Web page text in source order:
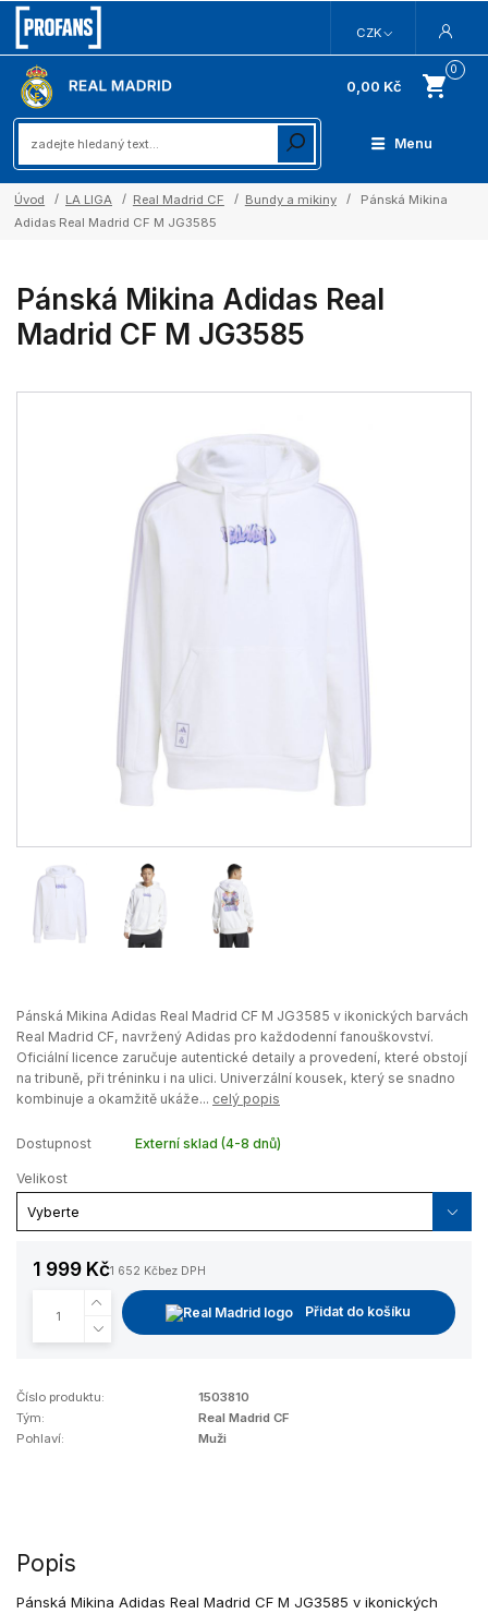
Menu
CZK
0
0,00 Kč
Úvod LA LIGA Real Madrid CF Bundy a mikiny
Pánská Mikina
Adidas Real Madrid CF M JG3585
Pánská Mikina Adidas Real
Madrid CF M JG3585
Pánská Mikina Adidas Real Madrid CF M JG3585 v ikonických barvách
Real Madrid CF, navržený Adidas pro každodenní fanouškovství.
Oficiální licence zaručuje autentické detaily a provedení, které obstojí
na tribuně, při tréninku i na ulici. Univerzální kousek, který se snadno
kombinuje a okamžitě ukáže... celý popis
Dostupnost Externí sklad (4-8 dnů)
Velikost
1 999 Kč1 652 Kčbez DPH
Přidat do košíku
Číslo produktu:
1503810
Tým:
Real Madrid CF
Pohlaví:
Muži
Popis
Pánská Mikina Adidas Real Madrid CF M JG3585 v ikonických